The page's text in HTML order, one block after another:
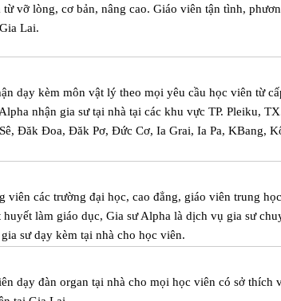
vỡ lòng, cơ bản, nâng cao. Giáo viên tận tình,
Lai.
dạy kèm môn vật lý theo mọi yêu cầu học viên từ
nhận gia sư tại nhà tại các khu vực TP. Pleiku,
Đăk Đoa, Đăk Pơ, Đức Cơ, Ia Grai, Ia Pa, KBang,
các trường đại học, cao đẳng, giáo viên trung
làm giáo dục, Gia sư Alpha là dịch vụ gia sư
sư dạy kèm tại nhà cho học viên.
dạy đàn organ tại nhà cho mọi học viên có sở thích